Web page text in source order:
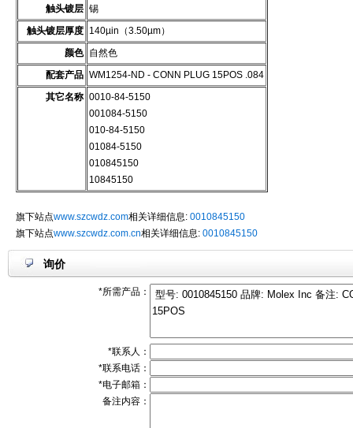
触头镀层 锡
触头镀层厚度 140µin（3.50µm）
颜色 自然色
配套产品 WM1254-ND - CONN PLUG 15POS .084
其它名称 0010-84-5150
001084-5150
010-84-5150
01084-5150
010845150
10845150
旗下站点www.szcwdz.com相关详细信息: 0010845150
旗下站点www.szcwdz.com.cn相关详细信息: 0010845150
询价
*所需产品：
*联系人：
*联系电话：
*电子邮箱：
备注内容：